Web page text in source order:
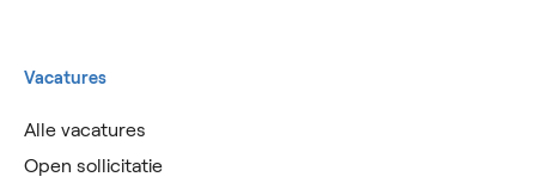
Vacatures
Alle vacatures
Open sollicitatie